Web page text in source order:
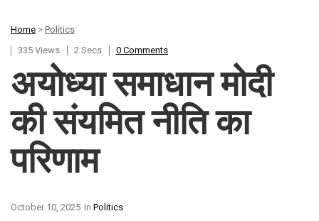
Home > Politics
335 Views
2 Secs 0 Comments
अयोध्या समाधान मोदी
की संयमित नीति का
परिणाम
In Politics
October 10, 2025